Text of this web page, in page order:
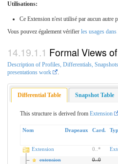
Utilisations:
Ce Extension n'est utilisé par aucun autre
Vous pouvez également vérifier les usages
Formal Views
Description of Profiles, Differentials,
presentations work
Differential Table Snapshot Table
This structure is derived from Extension
Nom Drapeaux Card.
Extension 0 *
extension
0..0